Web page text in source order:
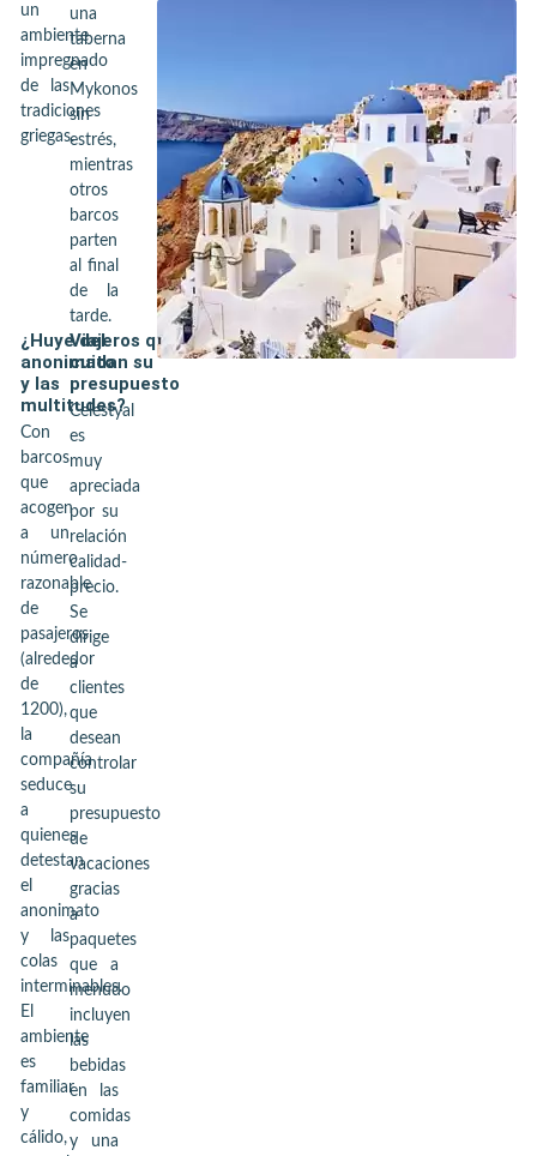
un
ambiente
impregnado
de las
tradiciones
griegas.
una
taberna
en
Mykonos
sin
estrés,
mientras
otros
barcos
parten
al final
de la
tarde.
¿Huye del
anonimato
y las
multitudes?
Con
barcos
que
acogen
a un
número
razonable
de
pasajeros
(alrededor
de
1200),
la
compañía
seduce
a
quienes
detestan
el
anonimato
y las
colas
interminables.
El
ambiente
es
familiar
y
cálido,
Viajeros que
cuidan su
presupuesto
Celestyal
es
muy
apreciada
por su
relación
calidad-
precio.
Se
dirige
a
clientes
que
desean
controlar
su
presupuesto
de
vacaciones
gracias
a
paquetes
que a
menudo
incluyen
las
bebidas
en las
comidas
y una